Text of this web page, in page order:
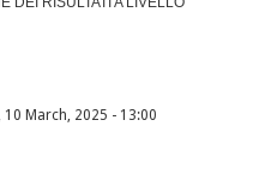
10 March, 2025 - 13:00